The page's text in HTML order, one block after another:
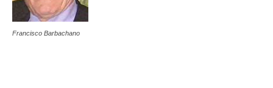
Francisco Barbachano